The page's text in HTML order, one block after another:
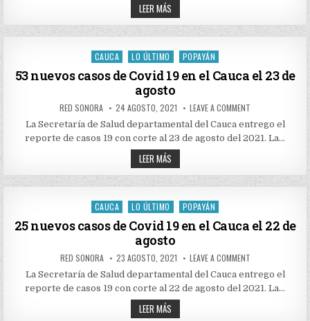
EL
EL
LEER MÁS70
NUEVOS
CASOS
DE
19
EN
EL
CAUCA
EL
24
DE
AGOSTO
Posted
CAUCA LO ÚLTIMO POPAYÁN
53 nuevos casos de Covid 19 en el Cauca el 23 de
agosto
AUTHOR:
RED SONORA PUBLISHED
DATE:
24 AGOSTO, 2021 LEAVE A COMMENT
NUEVOS
CASOS
DE
EL
EL
La Secretaría de Salud departamental del Cauca entrego el
reporte de casos 19 con corte al 23 de agosto del 2021. La…
LEER MÁS53
NUEVOS
CASOS
DE
19
EN
EL
CAUCA
EL
23
DE
AGOSTO
Posted
CAUCA LO ÚLTIMO POPAYÁN
25 nuevos casos de Covid 19 en el Cauca el 22 de
agosto
AUTHOR:
RED SONORA PUBLISHED
DATE:
23 AGOSTO, 2021 LEAVE A COMMENTON
NUEVOS
CASOS
DE
La Secretaría de Salud departamental del Cauca entrego el
reporte de casos 19 con corte al 22 de agosto del 2021. La…
LEER MÁS25
NUEVOS